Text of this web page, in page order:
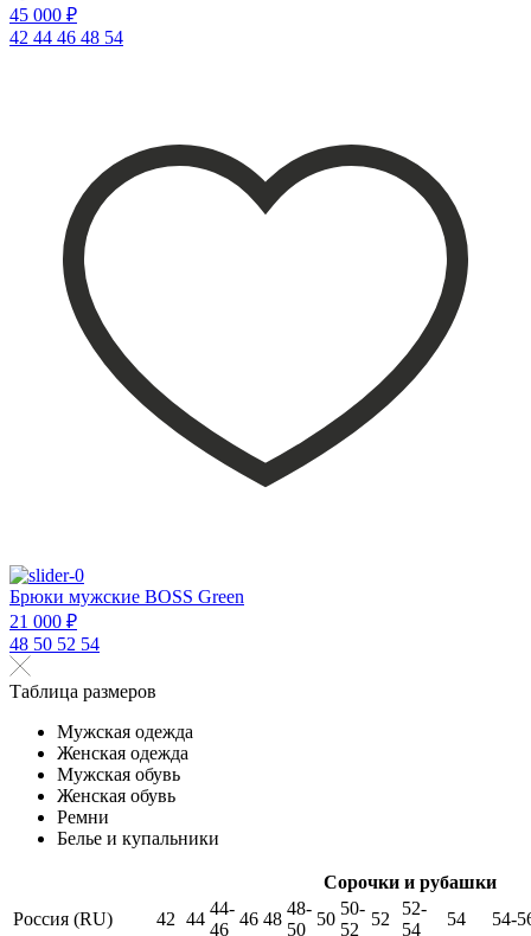
45 000 ₽
42 44 46 48 54
Брюки мужские BOSS Green
21 000 ₽
48 50 52 54
Таблица размеров
Мужская одежда
Женская одежда
Мужская обувь
Женская обувь
Ремни
Белье и купальники
Сорочки и рубашки
Россия (RU)
42 44
44-
46
46 48
48-
50
50
50-
52
52
52-
54
54
54-